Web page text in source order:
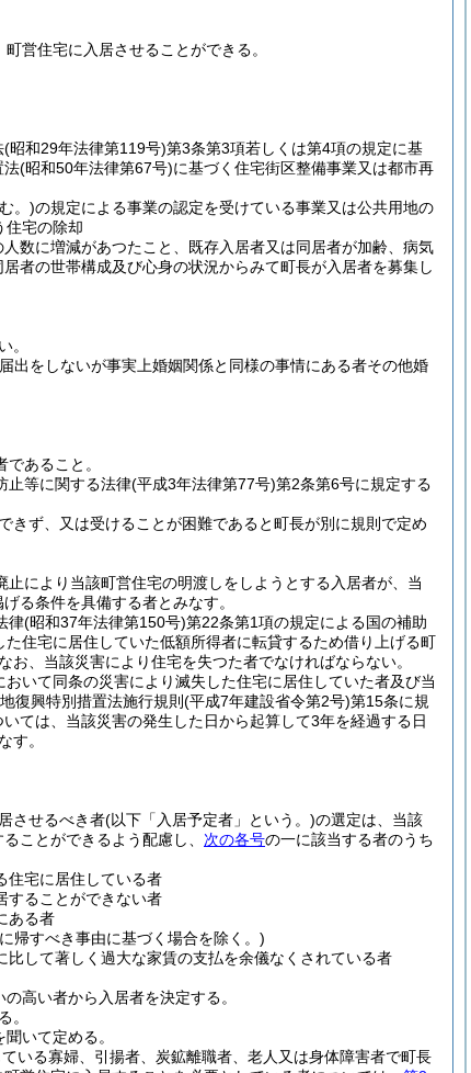
営住宅に入居させることができる。
(昭和29年法律第119号)第3条第3項若しくは第4項の規定に基
法(昭和50年法律第67号)に基づく住宅街区整備事業又は都市再
。)の規定による事業の認定を受けている事業又は公共用地の
住宅の除却
人数に増減があつたこと、既存入居者又は同居者が加齢、病気
者の世帯構成及び心身の状況からみて町長が入居者を募集し
。
出をしないが事実上婚姻関係と同様の事情にある者その他婚
あること。
止等に関する法律(平成3年法律第77号)第2条第6号に規定する
ず、又は受けることが困難であると町長が別に規則で定め
により当該町営住宅の明渡しをしようとする入居者が、当
げる条件を具備する者とみなす。
律(昭和37年法律第150号)第22条第1項の規定による国の補助
住宅に居住していた低額所得者に転貸するため借り上げる町
、当該災害により住宅を失つた者でなければならない。
いて同条の災害により滅失した住宅に居住していた者及び当
復興特別措置法施行規則 (平成7年建設省令第2号)第15条に規
ては、当該災害の発生した日から起算して3年を経過する日
す。
させるべき者(以下「入居予定者」という。)の選定は、当該
ことができるよう配慮し、 次の各号の一に該当する者のうち
住宅に居住している者
することができない者
ある者
帰すべき事由に基づく場合を除く。)
して著しく過大な家賃の支払を余儀なくされている者
高い者から入居者を決定する。
。
いて定める。
いる寡婦、引揚者、炭鉱離職者、老人又は身体障害者で町長